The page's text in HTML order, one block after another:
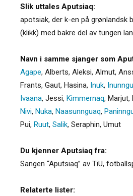
Slik uttales Aputsiaq:
apotsiak, der k-en på grønlandsk
(klikk) med bakre del av tungen
Navn i samme sjanger som
Agape, Alberts, Aleksi, Almut,
Frants, Gaut, Hasina, Inuk,
Ivaana, Jessi, Kimmernaq, Marjut,
Nivi, Nuka, Naasunnguaq,
Pui, Ruut, Salik, Seraphin, Umut
Du kjenner Aputsiaq fra:
Sangen “Aputsiaq” av TiU,
Relaterte lister: